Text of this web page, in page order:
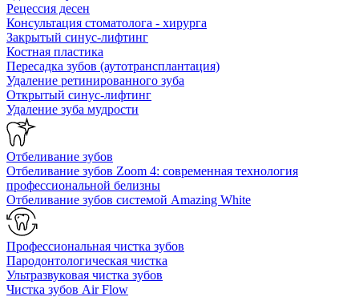
Рецессия десен
Консультация стоматолога - хирурга
Закрытый синус-лифтинг
Костная пластика
Пересадка зубов (аутотрансплантация)
Удаление ретинированного зуба
Открытый синус-лифтинг
Удаление зуба мудрости
Отбеливание зубов
Отбеливание зубов Zoom 4: современная технология
профессиональной белизны
Отбеливание зубов системой Amazing White
Профессиональная чистка зубов
Пародонтологическая чистка
Ультразвуковая чистка зубов
Чистка зубов Air Flow